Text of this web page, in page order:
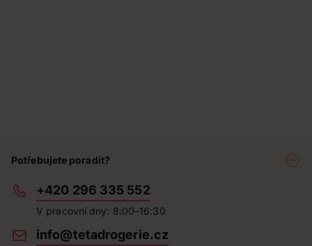
Potřebujete poradit?
+420 296 335 552
V pracovní dny: 8:00–16:30
info@tetadrogerie.cz